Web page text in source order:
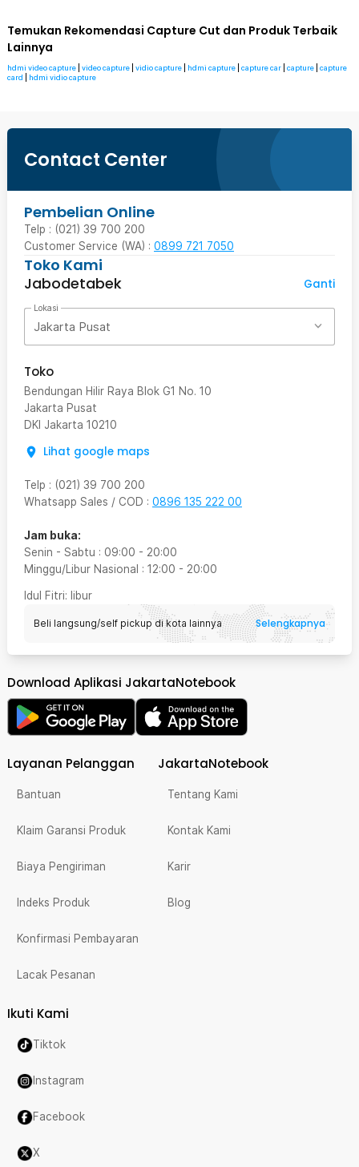
Temukan Rekomendasi Capture Cut dan Produk Terbaik
Lainnya
hdmi video capture video capture vidio capture hdmi capture capture car capture
capture
card
hdmi vidio capture
Contact Center
Pembelian Online
Telp : (021) 39 700 200
Customer Service (WA) : 0899 721 7050
Toko Kami
Jabodetabek
Ganti
Lokasi
Jakarta Pusat
Toko
Bendungan Hilir Raya Blok G1 No. 10
Jakarta Pusat
DKI Jakarta 10210
Lihat google maps
Telp : (021) 39 700 200
Whatsapp Sales / COD : 0896 135 222 00
Jam buka:
Senin - Sabtu : 09:00 - 20:00
Minggu/Libur Nasional : 12:00 - 20:00
Idul Fitri: libur
Beli langsung/self pickup di kota lainnya Selengkapnya
Download Aplikasi JakartaNotebook
Layanan Pelanggan
Bantuan
Klaim Garansi Produk
Biaya Pengiriman
Indeks Produk
Konfirmasi Pembayaran
Lacak Pesanan
JakartaNotebook
Tentang Kami
Kontak Kami
Karir
Blog
Ikuti Kami
Tiktok
Instagram
Facebook
X